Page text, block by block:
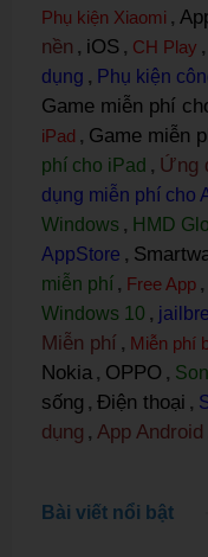
Phụ kiện Xiaomi ,
nền , iOS , CH Play ,
dụng , Phụ kiện
Game miễn phí
iPad , Game miễn
phí cho iPad , Ứng
dụng miễn phí cho
Windows , HMD
AppStore ,
miễn phí , Free App ,
Windows 10 ,
Miễn phí , Miễn phí
Nokia , OPPO ,
sống , Điện thoại ,
dụng , App Android
Bài viết nổi bật